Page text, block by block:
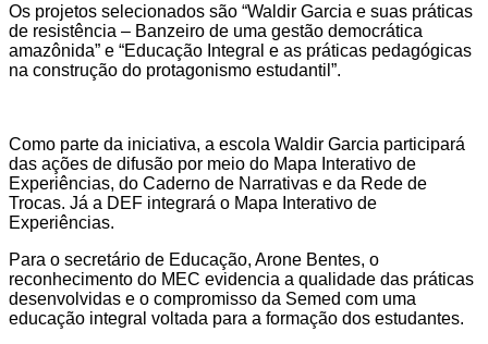
Os projetos selecionados são “Waldir Garcia e suas práticas
de resistência – Banzeiro de uma gestão democrática
amazônida” e “Educação Integral e as práticas pedagógicas
na construção do protagonismo estudantil”.
Como parte da iniciativa, a escola Waldir Garcia participará
das ações de difusão por meio do Mapa Interativo de
Experiências, do Caderno de Narrativas e da Rede de
Trocas. Já a DEF integrará o Mapa Interativo de
Experiências.
Para o secretário de Educação, Arone Bentes, o
reconhecimento do MEC evidencia a qualidade das práticas
desenvolvidas e o compromisso da Semed com uma
educação integral voltada para a formação dos estudantes.